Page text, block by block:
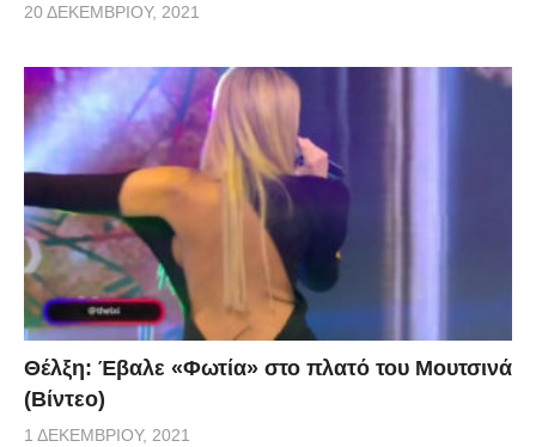
20 ΔΕΚΕΜΒΡΊΟΥ, 2021
Θέλξη: Έβαλε «Φωτία» στο πλατό του Μουτσινά
(Βίντεο)
1 ΔΕΚΕΜΒΡΊΟΥ, 2021